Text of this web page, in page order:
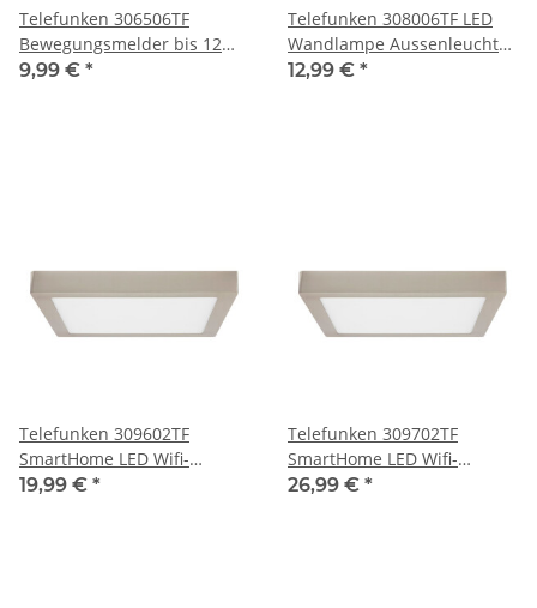
Telefunken 306506TF
Bewegungsmelder bis 12
Meter Weiss Eckmontage
9,99 € *
Telefunken 308006TF LED
Wandlampe Aussenleuchte
2x5W Alu 4000K Weiss IP44
12,99 € *
Telefunken 309602TF
SmartHome LED Wifi-
Aufbauleuchte 18W Nickel
19,99 € *
Telefunken 309702TF
SmartHome LED Wifi-
Aufbauleuchte 23W Nickel
26,99 € *